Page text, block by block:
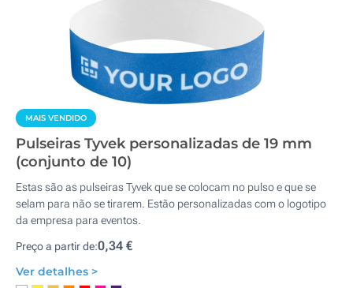
MAIS VENDIDO
Pulseiras Tyvek personalizadas de 19 mm
(conjunto de 10)
Estas são as pulseiras Tyvek que se colocam no pulso e que se
selam para não se tirarem. Estão personalizadas com o logotipo
da empresa para eventos.
Preço a partir de:0,34 €
Ver detalhes >